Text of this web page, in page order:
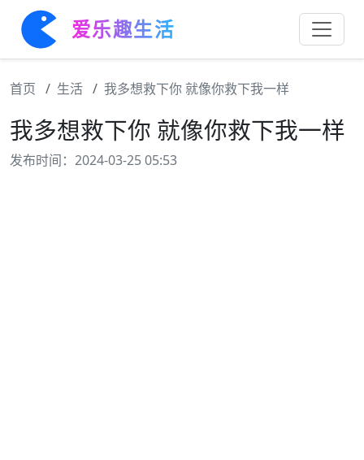
爱乐趣生活
首页 生活 我多想救下你 就像你救下我一样
我多想救下你 就像你救下我一样
发布时间：2024-03-25 05:53